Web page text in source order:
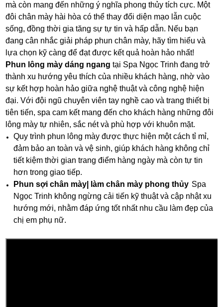
mà còn mang đến những ý nghĩa phong thủy tích cực. Một
đôi chân mày hài hòa có thể thay đổi diện mạo lẫn cuộc
sống, đồng thời gia tăng sự tự tin và hấp dẫn. Nếu bạn
đang cân nhắc giải pháp phun chân mày, hãy tìm hiểu và
lựa chọn kỹ càng để đạt được kết quả hoàn hảo nhất!
Phun lông mày dáng ngang tại Spa Ngọc Trinh đang trở
thành xu hướng yêu thích của nhiều khách hàng, nhờ vào
sự kết hợp hoàn hảo giữa nghệ thuật và công nghệ hiện
đại. Với đội ngũ chuyên viên tay nghề cao và trang thiết bị
tiên tiến, spa cam kết mang đến cho khách hàng những đôi
lông mày tự nhiên, sắc nét và phù hợp với khuôn mặt.
Quy trình phun lông mày được thực hiện một cách tỉ mỉ,
đảm bảo an toàn và vệ sinh, giúp khách hàng không chỉ
tiết kiệm thời gian trang điểm hàng ngày mà còn tự tin
hơn trong giao tiếp.
Phun sợi chân mày| làm chân mày phong thủy Spa
Ngọc Trinh không ngừng cải tiến kỹ thuật và cập nhật xu
hướng mới, nhằm đáp ứng tốt nhất nhu cầu làm đẹp của
chị em phụ nữ.